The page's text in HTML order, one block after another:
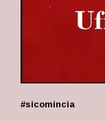
#sicomincia